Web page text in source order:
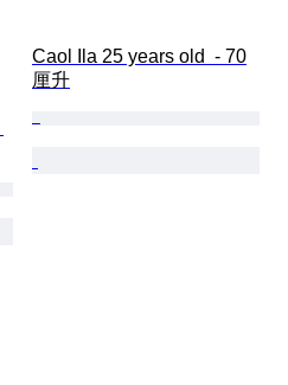
Caol Ila 25 years old  - 70
厘升